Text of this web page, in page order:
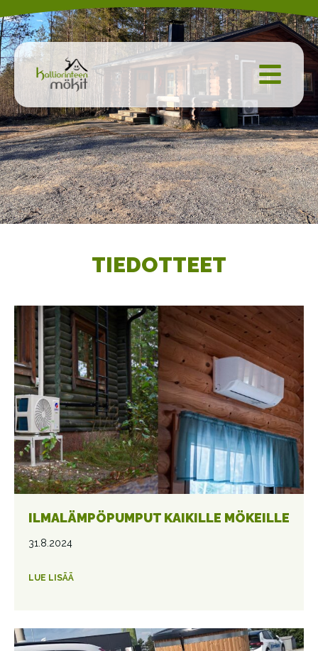
Siirry
sisältöön
TIEDOTTEET
ILMALÄMPÖPUMPUT KAIKILLE MÖKEILLE
31.8.2024
LUE LISÄÄ